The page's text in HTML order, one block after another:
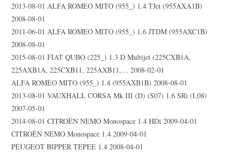
2013-08-01 ALFA ROMEO MITO (955_) 1.4 TJet (955AXA1B)
2008-08-01
2011-06-01 ALFA ROMEO MITO (955_) 1.6 JTDM (955AXC1B)
2008-08-01
2015-08-01 FIAT QUBO (225_) 1.3 D Multijet (225CXB1A,
225AXB1A, 225CXB11, 225AXB11,… 2008-02-01
ALFA ROMEO MITO (955_) 1.4 (955AXB1B) 2008-08-01
2013-08-01 VAUXHALL CORSA Mk III (D) (S07) 1.6 SRi (L08)
2007-05-01
2014-08-01 CITROËN NEMO Monospace 1.4 HDi 2009-04-01
CITROËN NEMO Monospace 1.4 2009-04-01
PEUGEOT BIPPER TEPEE 1.4 2008-04-01